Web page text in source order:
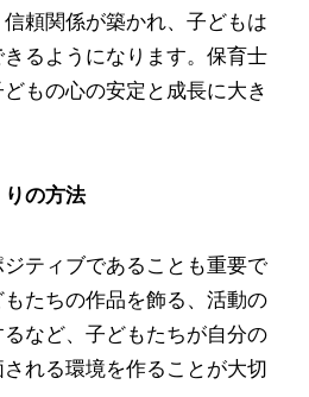
頼関係が築かれ、子どもは
るようになります。保育士
もの心の安定と成長に大き
の方法
ティブであることも重要で
たちの作品を飾る、活動の
など、子どもたちが自分の
れる環境を作ることが大切